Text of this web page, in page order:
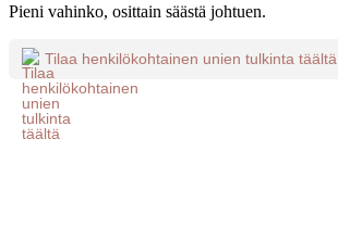
Pieni vahinko, osittain säästä johtuen.
Tilaa henkilökohtainen unien tulkinta täältä